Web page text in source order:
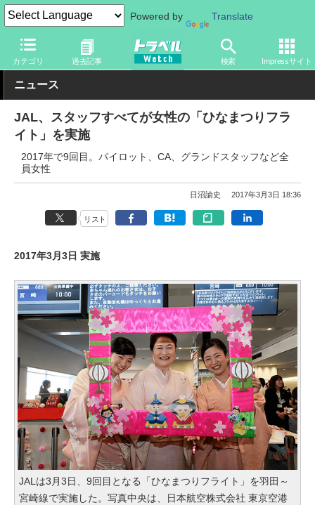
Powered by Translate
カテゴリ 過去記事 検索 Impressサイト
トラベル Watch 企業・政府・官庁 国内エアライン JAL
ニュース
JAL、スタッフすべてが女性の「ひなまつりフラ
イト」を実施
2017年で9回目。パイロット、CA、グランドスタッフなど全
員女性
日沼諭史 2017年3月3日 18:36
リスト
2017年3月3日 実施
JALは3月3日、9回目となる「ひなまつりフライト」を羽田～
宮崎線で実施した。写真中央は、日本航空株式会社 東京空港